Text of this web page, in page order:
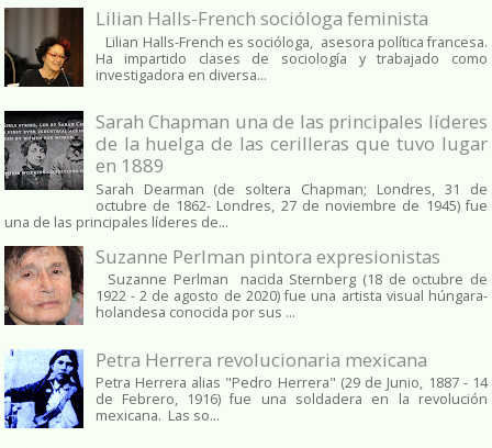
Lilian Halls-French socióloga feminista
Lilian Halls-French es socióloga, asesora política francesa.
Ha impartido clases de sociología y trabajado como
investigadora en diversa...
Sarah Chapman una de las principales líderes
de la huelga de las cerilleras que tuvo lugar
en 1889
Sarah Dearman (de soltera Chapman; Londres, 31 de
octubre de 1862​- Londres, 27 de noviembre de 1945)​ fue
una de las principales líderes de...
Suzanne Perlman pintora expresionistas
Suzanne Perlman nacida Sternberg (18 de octubre de
1922 - 2 de agosto de 2020) fue una artista visual húngara-
holandesa conocida por sus ...
Petra Herrera revolucionaria mexicana
Petra Herrera alias "Pedro Herrera" (29 de Junio, 1887 - 14
de Febrero, 1916) fue una soldadera en la revolución
mexicana. Las so...